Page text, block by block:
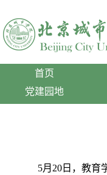
首页
党建园地
5月 20 日，教育